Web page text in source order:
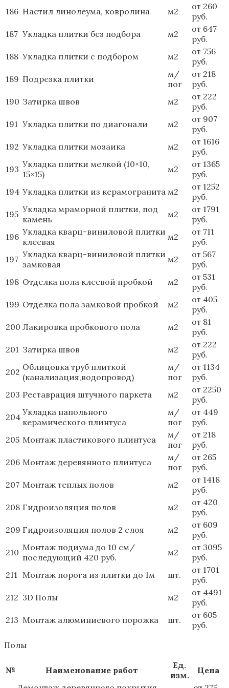
186 Настил линолеума, ковролина м2
от 260
руб.
187 Укладка плитки без подбора м2
от 647
руб.
188 Укладка плитки с подбором м2
от 756
руб.
189 Подрезка плитки
м/
пог
от 218
руб.
190 Затирка швов м2
от 222
руб.
191 Укладка плитки по диагонали м2
от 907
руб.
192 Укладка плитки мозаика м2
от 1616
руб.
193 Укладка плитки мелкой (10×10,
15×15)
м2
от 1365
руб.
194 Укладка плитки из керамогранита м2
от 1252
руб.
195 Укладка мраморной плитки, под
камень
м2
от 1791
руб.
196 Укладка кварц-виниловой плитки
клеевая
м2
от 711
руб.
197 Укладка кварц-виниловой плитки
замковая
м2
от 567
руб.
198 Отделка пола клеевой пробкой м2
от 531
руб.
199 Отделка пола замковой пробкой м2
от 405
руб.
200 Лакировка пробкового пола м2
от 81
руб.
201 Затирка швов м2
от 222
руб.
202 Облицовка труб плиткой
(канализация,водопровод)
м/
пог
от 1134
руб.
203 Реставрация штучного паркета м2
от 2250
руб.
204 Укладка напольного
керамического плинтуса
м/
пог
от 449
руб.
205 Монтаж пластикового плинтуса
м/
пог
от 218
руб.
206 Монтаж деревянного плинтуса
м/
пог
от 265
руб.
207 Монтаж теплых полов м2
от 1418
руб.
208 Гидроизоляция полов м2
от 420
руб.
209 Гидроизоляция полов 2 слоя м2
от 609
руб.
210 Монтаж подиума до 10 см/
последующий 420 руб.
м2
от 3095
руб.
211 Монтаж порога из плитки до 1м шт.
от 1701
руб.
212 3D Полы м2
от 4491
руб.
213 Монтаж алюминиевого порожка шт.
от 605
руб.
Полы
№ Наименование работ
Ед.
изм.
Цена